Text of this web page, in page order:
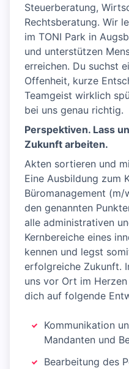
Steuerberatung,
Rechtsberatung. Wir
im TONI Park in
und unterstützen
erreichen. Du suchst
Offenheit, kurze
Teamgeist wirklich
bei uns genau richtig.
Perspektiven. Lass
Zukunft arbeiten.
Akten sortieren und
Eine Ausbildung zum
Büromanagement
den genannten
alle administrativen
Kernbereiche eines
kennen und legst
erfolgreiche Zukunft.
uns vor Ort im
dich auf folgende
Kommunikation
Mandanten und
Bearbeitung des